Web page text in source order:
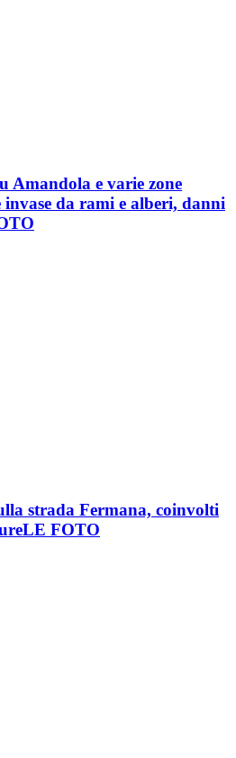
Amandola e varie zone
da rami e alberi, danni
strada Fermana, coinvolti
LE FOTO